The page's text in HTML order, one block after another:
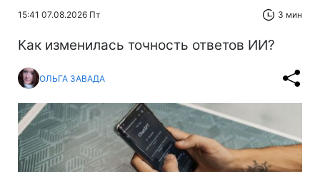
15:41 07.08.2026 Пт 3 мин
Как изменилась точность ответов ИИ?
ОЛЬГА ЗАВАДА